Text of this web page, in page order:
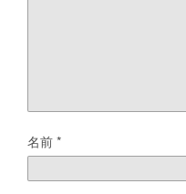
名前*